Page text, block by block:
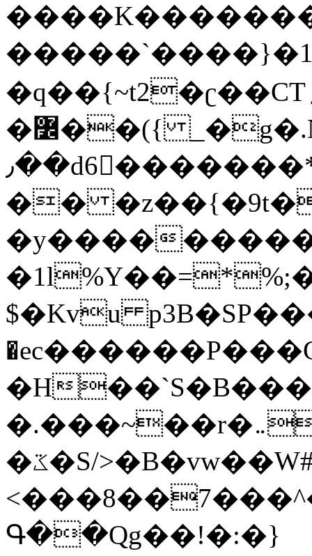
�q��{~t2�ʗ��CT؍���������{�~}ur����u�}o����(�:�j���=����{�۝Vo�An��J^��������M\M�'{{l�i
�߼��({ _�g�.Nfӻg����f7z91o^��̤^�>��2�`�:|#dk�{>�>>&�tsw�Nwo�?
٫��d6򆧇�������*��[|^]oo���NW~zz>�X&�u�=K?
��
�y����
$�Kvu
�H
�.���~��r�޼�}�܅�mؕWu���K}
�ػ�S/>�B�vw��W#�I��*]\W��)Ħ�1��fC}
Գ��Qg��!�:�}